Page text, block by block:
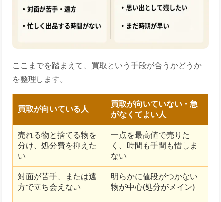
ここまでを踏まえて、買取という手段が合うかどうか
を整理します。
買取が向いている人
買取が向いていない・急
がなくてよい人
売れる物と捨てる物を
分け、処分費を抑えた
い
一点を最高値で売りた
く、時間も手間も惜しま
ない
対面が苦手、または遠
方で立ち会えない
明らかに値段がつかない
物が中心(処分がメイン)